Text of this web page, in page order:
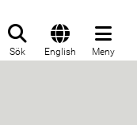
Sök English Meny